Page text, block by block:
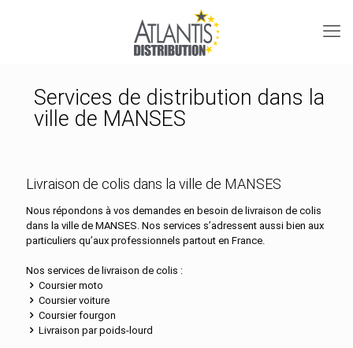
Services de distribution dans la
ville de MANSES
Livraison de colis dans la ville de MANSES
Nous répondons à vos demandes en besoin de livraison de colis
dans la ville de MANSES. Nos services s’adressent aussi bien aux
particuliers qu’aux professionnels partout en France.
Nos services de livraison de colis :
Coursier moto
Coursier voiture
Coursier fourgon
Livraison par poids-lourd